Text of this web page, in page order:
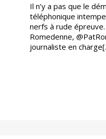
Il n’y a pas que le
téléphonique
nerfs à rude
Romedenne,
journaliste en